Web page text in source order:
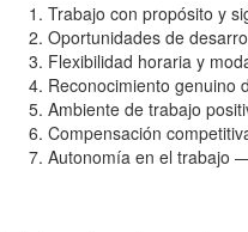
Trabajo con propósito y
Oportunidades de
Flexibilidad horaria y
Reconocimiento
Ambiente de trabajo
Compensación
Autonomía en el trabajo